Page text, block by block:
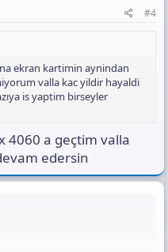
#4
ekran kartimin aynindan
valla kac yildir hayaldi
is yaptim birseyler
4060 a geçtim valla
edersin